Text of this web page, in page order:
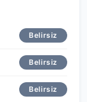
Belirsiz
Belirsiz
Belirsiz